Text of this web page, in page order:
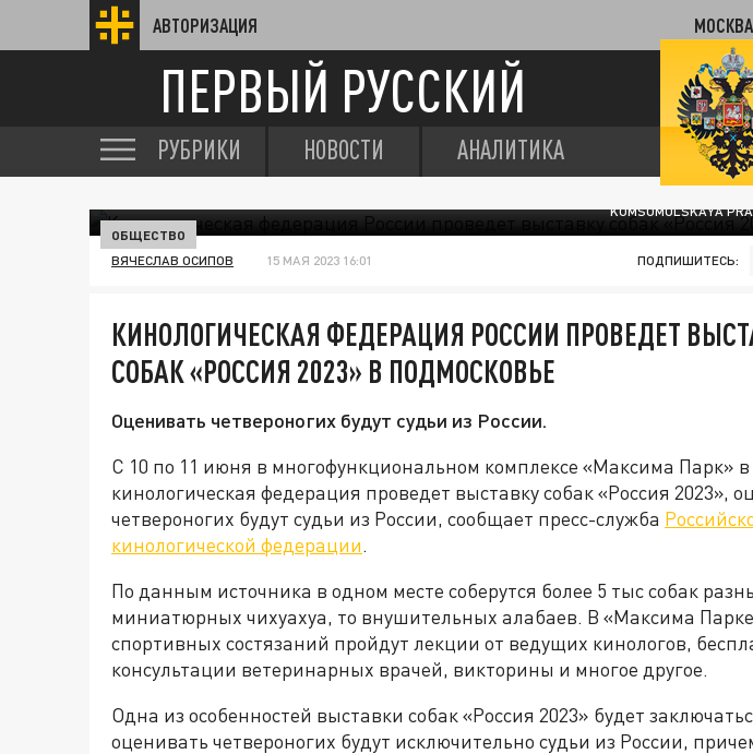
АВТОРИЗАЦИЯ МОСКВА
ПЕРВЫЙ РУССКИЙ
РУБРИКИ НОВОСТИ АНАЛИТИКА
KOMSOMOLSKAYA
ОБЩЕСТВО
ВЯЧЕСЛАВ ОСИПОВ 15 МАЯ 2023 16:01 ПОДПИШИТЕСЬ:
КИНОЛОГИЧЕСКАЯ ФЕДЕРАЦИЯ РОССИИ ПРОВЕДЕТ
СОБАК «РОССИЯ 2023» В ПОДМОСКОВЬЕ
Оценивать четвероногих будут судьи из России.
С 10 по 11 июня в многофункциональном комплексе «Максима Парк»
кинологическая федерация проведет выставку собак «Россия 2023»,
четвероногих будут судьи из России, сообщает пресс-служба
кинологической федерации.
По данным источника в одном месте соберутся более 5 тыс собак
миниатюрных чихуахуа, то внушительных алабаев. В «Максима
спортивных состязаний пройдут лекции от ведущих кинологов,
консультации ветеринарных врачей, викторины и многое другое.
Одна из особенностей выставки собак «Россия 2023» будет
оценивать четвероногих будут исключительно судьи из России,